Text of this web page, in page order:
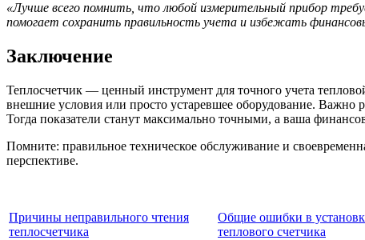
«Лучше всего помнить, что любой измерительный прибор
помогает сохранить правильность учета и избежать
Заключение
Теплосчетчик — ценный инструмент для точного учета
внешние условия или просто устаревшее оборудование. Важно
Тогда показатели станут максимально точными, а ваша
Помните: правильное техническое обслуживание и
перспективе.
Причины неправильного чтения
теплосчетчика
Общие ошибки в
теплового счетчика